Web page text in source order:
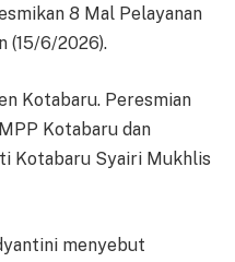
8 Mal Pelayanan
(15/6/2026).
Kotabaru. Peresmian
Kotabaru dan
Kotabaru Syairi Mukhlis
menyebut